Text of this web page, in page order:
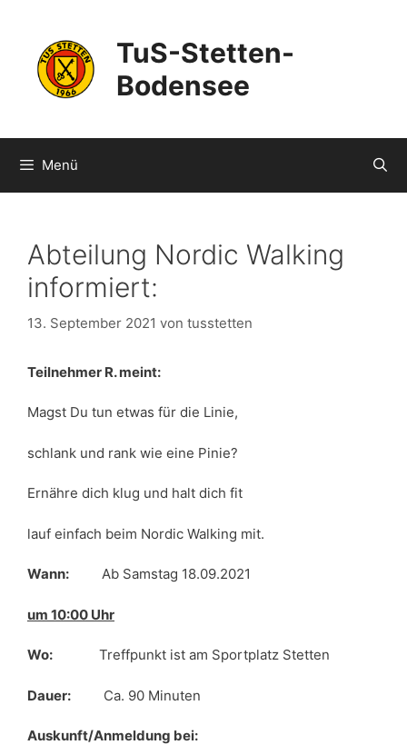
springen
TuS-Stetten-
Bodensee
Menü
Abteilung Nordic Walking
informiert:
13. September 2021 von tusstetten
Teilnehmer R. meint:
Magst Du tun etwas für die Linie,
schlank und rank wie eine Pinie?
Ernähre dich klug und halt dich fit
lauf einfach beim Nordic Walking mit.
Wann: Ab Samstag 18.09.2021
um 10:00 Uhr
Wo: Treffpunkt ist am Sportplatz Stetten
Dauer: Ca. 90 Minuten
Auskunft/Anmeldung bei: